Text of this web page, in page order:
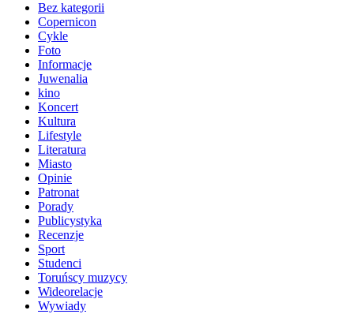
Bez kategorii
Copernicon
Cykle
Foto
Informacje
Juwenalia
kino
Koncert
Kultura
Lifestyle
Literatura
Miasto
Opinie
Patronat
Porady
Publicystyka
Recenzje
Sport
Studenci
Toruńscy muzycy
Wideorelacje
Wywiady